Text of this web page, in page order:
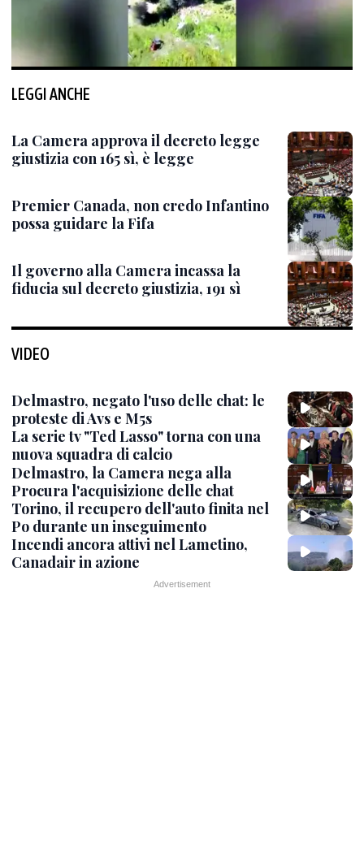
LEGGI ANCHE
La Camera approva il decreto legge
giustizia con 165 sì, è legge
Premier Canada, non credo Infantino
possa guidare la Fifa
Il governo alla Camera incassa la
fiducia sul decreto giustizia, 191 sì
VIDEO
Delmastro, negato l'uso delle chat: le
proteste di Avs e M5s
La serie tv "Ted Lasso" torna con una
nuova squadra di calcio
Delmastro, la Camera nega alla
Procura l'acquisizione delle chat
Torino, il recupero dell'auto finita nel
Po durante un inseguimento
Incendi ancora attivi nel Lametino,
Canadair in azione